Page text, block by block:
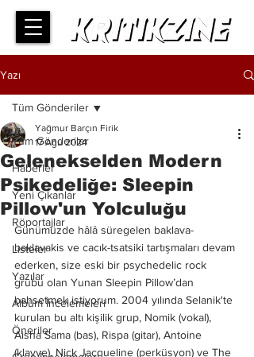
Yazı
Tüm Gönderiler
Haberler
Yeni Çıkanlar
Röportajlar
Listeler
Yazılar
Albüm İncelemeleri
Öneriler
Tüm Gönderiler
Gelenekselden Modern
Psikedeliğe: Sleepin
Pillow'un Yolculuğu
Yağmur Barçın Firik
17 Ağu 2024
Günümüzde hâlâ süregelen baklava-
baklavakis ve cacık-tsatsiki tartışmaları devam
ederken, size eski bir psychedelic rock
grubu olan Yunan Sleepin Pillow’dan
bahsetmek istiyorum. 2004 yılında Selanik'te
kurulan bu altı kişilik grup, Nomik (vokal),
Aisha Sama (bas), Rispa (gitar), Antoine
(klavye), Nick Jacqueline (perküsyon) ve The